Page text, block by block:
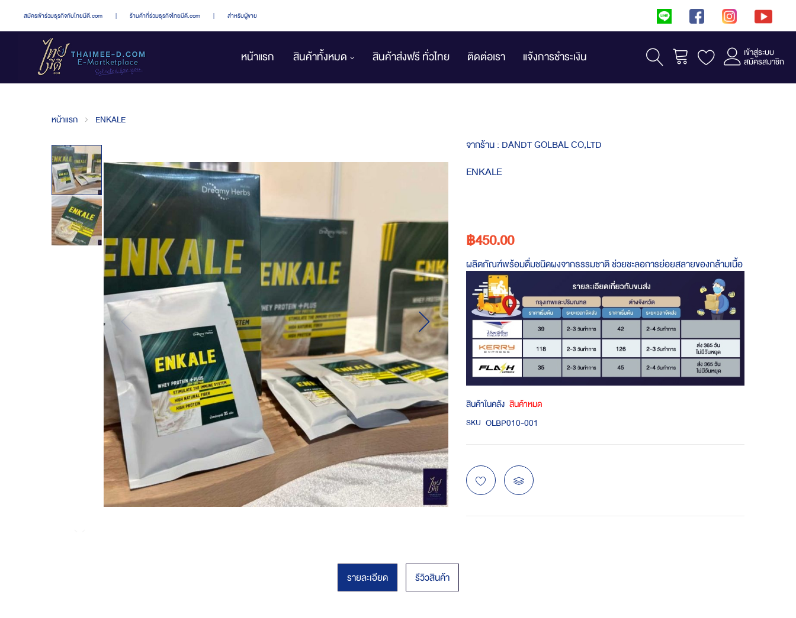
สมัครเข้าร่วมธุรกิจกับไทยมีดี.com | ร้านค้าที่ร่วมธุรกิจไทยมีดี.com | สำหรับผู้ขาย
หน้าแรก สินค้าทั้งหมด สินค้าส่งฟรี ทั่วไทย ติดต่อเรา แจ้งการชำระเงิน รถเข็น เข้าสู่ระบบ
สมัครสมาชิก
หน้าแรก ENKALE
Skip
to
the
end
of
the
images
gallery
จากร้าน : DANDT GOLBAL CO,LTD
ENKALE
฿450.00
ผลิตภัณฑ์พร้อมดื่มชนิดผงจากธรรมชาติ ช่วยชะลอการย่อยสลายของกล้ามเนื้อ
สินค้าในคลัง สินค้าหมด
SKU OLBP010-001
รายละเอียด รีวิวสินค้า